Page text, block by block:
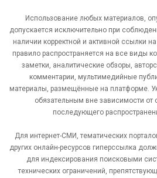
Использование любых материалов,
допускается исключительно при
наличии корректной и активной ссылки
правило распространяется на все виды
заметки, аналитические обзоры,
комментарии, мультимедийные
материалы, размещённые на платформе.
обязательным вне зависимости от
последующего
Для интернет-СМИ, тематических
других онлайн-ресурсов гиперссылка
для индексирования поисковыми
технических ограничений,